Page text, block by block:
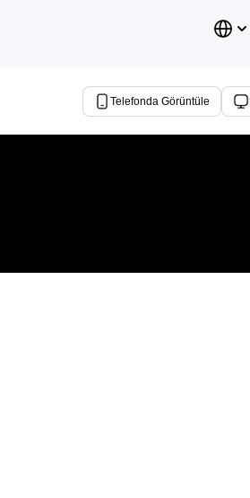
Telefonda Görüntüle